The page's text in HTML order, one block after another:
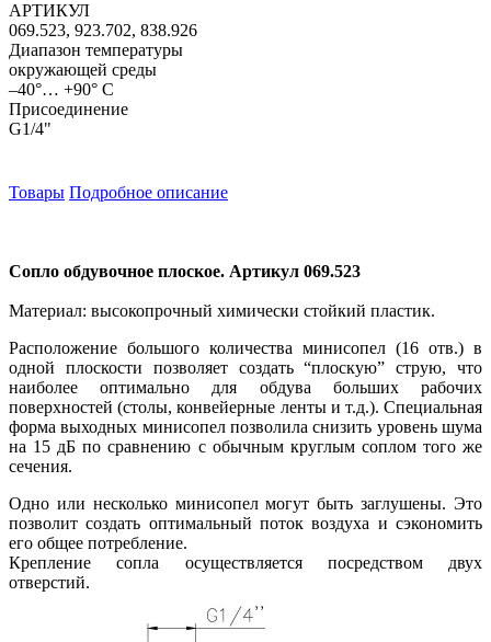
АРТИКУЛ
069.523, 923.702, 838.926
Диапазон температуры
окружающей среды
–40°… +90° C
Присоединение
G1/4"
Товары Подробное описание
Сопло обдувочное плоское. Артикул 069.523
Материал: высокопрочный химически стойкий пластик.
Расположение большого количества минисопел (16 отв.) в
одной плоскости позволяет создать “плоскую” струю, что
наиболее оптимально для обдува больших рабочих
поверхностей (столы, конвейерные ленты и т.д.). Специальная
форма выходных минисопел позволила снизить уровень шума
на 15 дБ по сравнению с обычным круглым соплом того же
сечения.
Одно или несколько минисопел могут быть заглушены. Это
позволит создать оптимальный поток воздуха и сэкономить
его общее потребление.
Крепление сопла осуществляется посредством двух
отверстий.